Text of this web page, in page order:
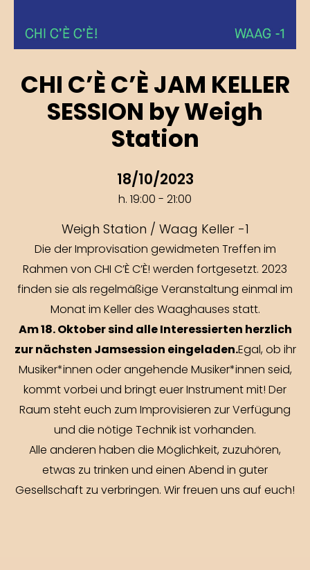
CHI C’È C’È JAM KELLER
SESSION by Weigh
Station
18/10/2023
h. 19:00 - 21:00
Weigh Station / Waag Keller -1
Die der Improvisation gewidmeten Treffen im
Rahmen von CHI C’È C’È! werden fortgesetzt. 2023
finden sie als regelmäßige Veranstaltung einmal im
Monat im Keller des Waaghauses statt.
Am 18. Oktober sind alle Interessierten herzlich
zur nächsten Jamsession eingeladen.Egal, ob ihr
Musiker*innen oder angehende Musiker*innen seid,
kommt vorbei und bringt euer Instrument mit! Der
Raum steht euch zum Improvisieren zur Verfügung
und die nötige Technik ist vorhanden.
Alle anderen haben die Möglichkeit, zuzuhören,
etwas zu trinken und einen Abend in guter
Gesellschaft zu verbringen. Wir freuen uns auf euch!